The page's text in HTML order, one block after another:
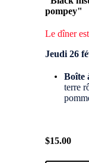
pompey"
Le dîner
Jeudi 26
Boîte
terre
$15.00